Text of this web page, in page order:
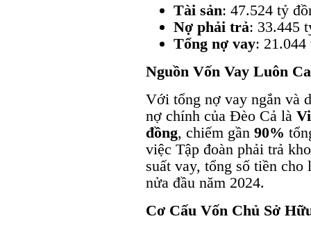
Tài sản: 47.524 tỷ
Nợ phải trả: 33.445
Tổng nợ vay: 21.044
Nguồn Vốn Vay Luôn
Với tổng nợ vay ngắn và
nợ chính của Đèo Cả là
đồng, chiếm gần 90%
việc Tập đoàn phải trả
suất vay, tổng số tiền
nửa đầu năm 2024.
Cơ Cấu Vốn Chủ Sở